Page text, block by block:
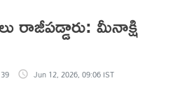
రాజీపడ్డారు: మీనాక్షి
Jun 12, 2026, 09:06 IST